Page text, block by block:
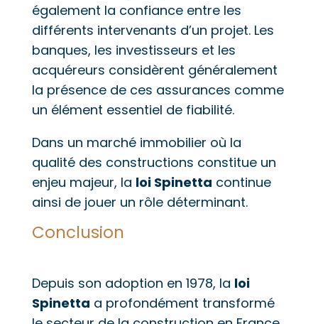
également la confiance entre les
différents intervenants d’un projet. Les
banques, les investisseurs et les
acquéreurs considèrent généralement
la présence de ces assurances comme
un élément essentiel de fiabilité.
Dans un marché immobilier où la
qualité des constructions constitue un
enjeu majeur, la loi Spinetta continue
ainsi de jouer un rôle déterminant.
Conclusion
Depuis son adoption en 1978, la loi
Spinetta a profondément transformé